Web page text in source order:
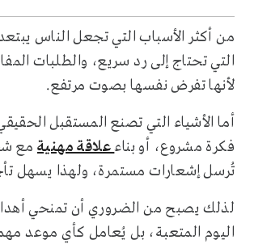
من أكثر الأسباب التي تجعل الناس
التي تحتاج إلى رد سريع، والطلبات
لأنها تفرض نفسها بصوت مرتفع.
أما الأشياء التي تصنع المستقبل
فكرة مشروع، أو بناءعلاقة مهنية مع
تُرسل إشعارات مستمرة، ولهذا يسهل
لذلك يصبح من الضروري أن تمنحي
اليوم المتعبة، بل يُعامل كأي موعد